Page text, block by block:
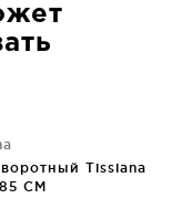
Tissiana
CM